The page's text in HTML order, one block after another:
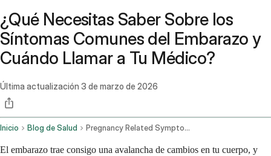
¿Qué Necesitas Saber Sobre los
Síntomas Comunes del Embarazo y
Cuándo Llamar a Tu Médico?
Última actualización 3 de marzo de 2026
Inicio Blog de Salud Pregnancy Related Symptoms And Concerns
El embarazo trae consigo una avalancha de cambios en tu cuerpo, y